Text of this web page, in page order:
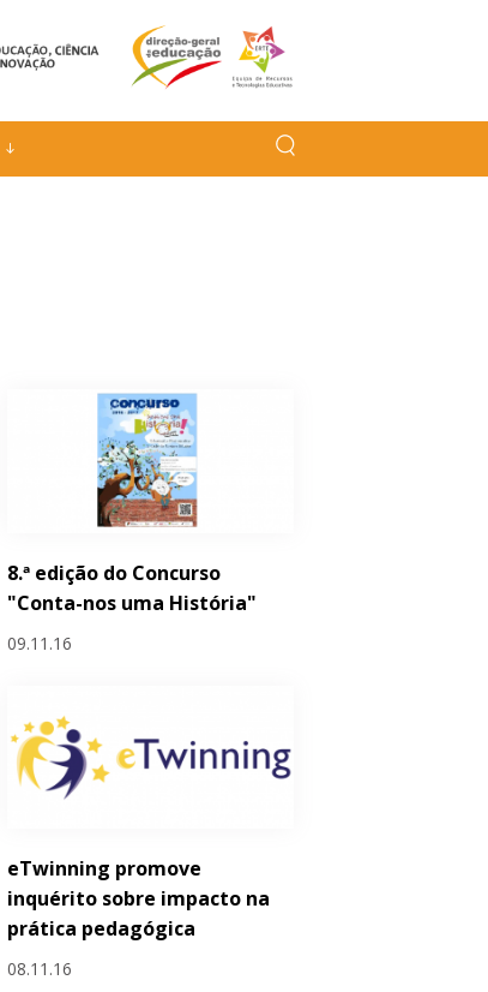
8.ª edição do Concurso
"Conta-nos uma História"
09.11.16
eTwinning promove
inquérito sobre impacto na
prática pedagógica
08.11.16